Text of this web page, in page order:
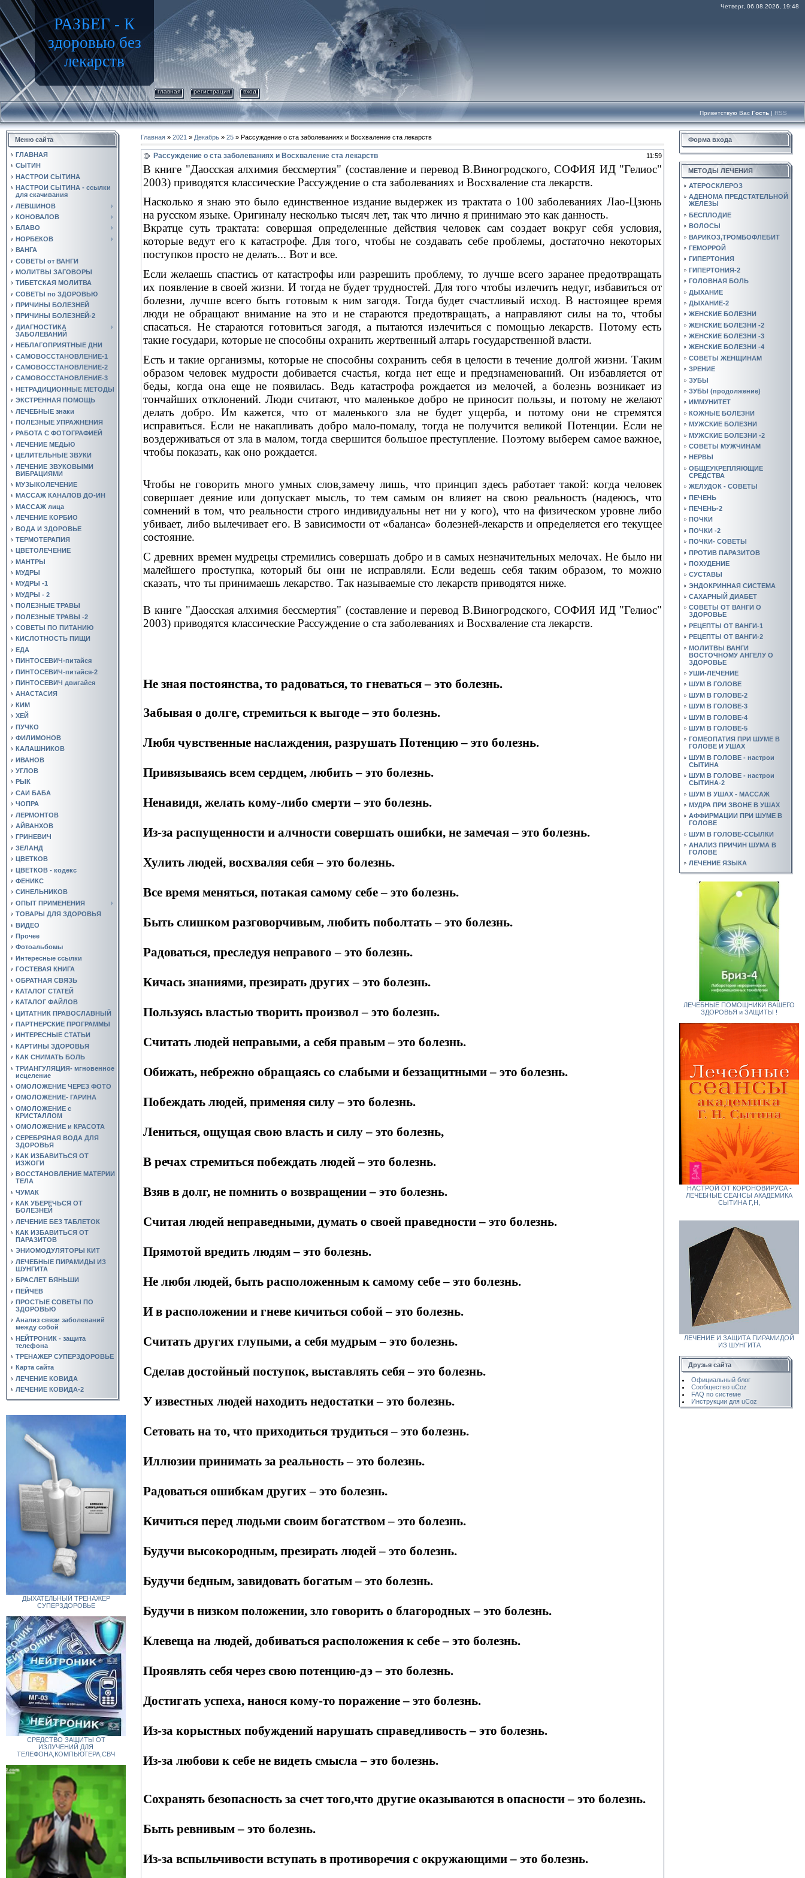
РАЗБЕГ - К
здоровью без
лекарств
Четверг, 06.08.2026, 19:48
главная регистрация вход
Приветствую Вас Гость | RSS
Меню сайта
ГЛАВНАЯ
СЫТИН
НАСТРОИ СЫТИНА
НАСТРОИ СЫТИНА - ссылки
для скачивания
ЛЕВШИНОВ
КОНОВАЛОВ
БЛАВО
НОРБЕКОВ
ВАНГА
СОВЕТЫ от ВАНГИ
МОЛИТВЫ ЗАГОВОРЫ
ТИБЕТСКАЯ МОЛИТВА
СОВЕТЫ по ЗДОРОВЬЮ
ПРИЧИНЫ БОЛЕЗНЕЙ
ПРИЧИНЫ БОЛЕЗНЕЙ-2
ДИАГНОСТИКА
ЗАБОЛЕВАНИЙ
НЕБЛАГОПРИЯТНЫЕ ДНИ
САМОВОССТАНОВЛЕНИЕ-1
САМОВОССТАНОВЛЕНИЕ-2
САМОВОССТАНОВЛЕНИЕ-3
НЕТРАДИЦИОННЫЕ МЕТОДЫ
ЭКСТРЕННАЯ ПОМОЩЬ
ЛЕЧЕБНЫЕ знаки
ПОЛЕЗНЫЕ УПРАЖНЕНИЯ
РАБОТА С ФОТОГРАФИЕЙ
ЛЕЧЕНИЕ МЕДЬЮ
ЦЕЛИТЕЛЬНЫЕ ЗВУКИ
ЛЕЧЕНИЕ ЗВУКОВЫМИ
ВИБРАЦИЯМИ
МУЗЫКОЛЕЧЕНИЕ
МАССАЖ КАНАЛОВ ДО-ИН
МАССАЖ лица
ЛЕЧЕНИЕ КОРБИО
ВОДА И ЗДОРОВЬЕ
ТЕРМОТЕРАПИЯ
ЦВЕТОЛЕЧЕНИЕ
МАНТРЫ
МУДРЫ
МУДРЫ -1
МУДРЫ - 2
ПОЛЕЗНЫЕ ТРАВЫ
ПОЛЕЗНЫЕ ТРАВЫ -2
СОВЕТЫ ПО ПИТАНИЮ
КИСЛОТНОСТЬ ПИЩИ
ЕДА
ПИНТОСЕВИЧ-питайся
ПИНТОСЕВИЧ-питайся-2
ПИНТОСЕВИЧ двигайся
АНАСТАСИЯ
КИМ
ХЕЙ
ПУЧКО
ФИЛИМОНОВ
КАЛАШНИКОВ
ИВАНОВ
УГЛОВ
РЫК
САИ БАБА
ЧОПРА
ЛЕРМОНТОВ
АЙВАНХОВ
ГРИНЕВИЧ
ЗЕЛАНД
ЦВЕТКОВ
ЦВЕТКОВ - кодекс
ФЕНИКС
СИНЕЛЬНИКОВ
ОПЫТ ПРИМЕНЕНИЯ
ТОВАРЫ ДЛЯ ЗДОРОВЬЯ
ВИДЕО
Прочее
Фотоальбомы
Интересные ссылки
ГОСТЕВАЯ КНИГА
ОБРАТНАЯ СВЯЗЬ
КАТАЛОГ СТАТЕЙ
КАТАЛОГ ФАЙЛОВ
ЦИТАТНИК ПРАВОСЛАВНЫЙ
ПАРТНЕРСКИЕ ПРОГРАММЫ
ИНТЕРЕСНЫЕ СТАТЬИ
КАРТИНЫ ЗДОРОВЬЯ
КАК СНИМАТЬ БОЛЬ
ТРИАНГУЛЯЦИЯ- мгновенное
исцеление
ОМОЛОЖЕНИЕ ЧЕРЕЗ ФОТО
ОМОЛОЖЕНИЕ- ГАРИНА
ОМОЛОЖЕНИЕ с
КРИСТАЛЛОМ
ОМОЛОЖЕНИЕ и КРАСОТА
СЕРЕБРЯНАЯ ВОДА ДЛЯ
ЗДОРОВЬЯ
КАК ИЗБАВИТЬСЯ ОТ
ИЗЖОГИ
ВОССТАНОВЛЕНИЕ МАТЕРИИ
ТЕЛА
ЧУМАК
КАК УБЕРЕЧЬСЯ ОТ
БОЛЕЗНЕЙ
ЛЕЧЕНИЕ БЕЗ ТАБЛЕТОК
КАК ИЗБАВИТЬСЯ ОТ
ПАРАЗИТОВ
ЭНИОМОДУЛЯТОРЫ КИТ
ЛЕЧЕБНЫЕ ПИРАМИДЫ ИЗ
ШУНГИТА
БРАСЛЕТ БЯНЬШИ
ПЕЙЧЕВ
ПРОСТЫЕ СОВЕТЫ ПО
ЗДОРОВЬЮ
Анализ связи заболеваний
между собой
НЕЙТРОНИК - защита
телефона
ТРЕНАЖЕР СУПЕРЗДОРОВЬЕ
Карта сайта
ЛЕЧЕНИЕ КОВИДА
ЛЕЧЕНИЕ КОВИДА-2
ДЫХАТЕЛЬНЫЙ ТРЕНАЖЕР
СУПЕРЗДОРОВЬЕ
СРЕДСТВО ЗАЩИТЫ ОТ
ИЗЛУЧЕНИЙ ДЛЯ
ТЕЛЕФОНА,КОМПЬЮТЕРА,СВЧ
Главная » 2021 » Декабрь » 25 » Рассуждение о ста заболеваниях и Восхваление ста лекарств
Рассуждение о ста заболеваниях и Восхваление ста лекарств 11:59
В книге "Даосская алхимия бессмертия" (составление и перевод В.Виногродского, CОФИЯ ИД "Гелиос"
2003) приводятся классические Рассуждение о ста заболеваниях и Восхваление ста лекарств.
Насколько я знаю это было единственное издание выдержек из трактата о 100 заболеваниях Лао-Цзюнь
на русском языке. Оригиналу несколько тысяч лет, так что лично я принимаю это как данность.
Вкратце суть трактата: совершая определенные действия человек сам создает вокруг себя условия,
которые ведут его к катастрофе. Для того, чтобы не создавать себе проблемы, достаточно некоторых
поступков просто не делать... Вот и все.
Если желаешь спастись от катастрофы или разрешить проблему, то лучше всего заранее предотвращать
их появление в своей жизни. И тогда не будет трудностей. Для того чтобы излечить недуг, избавиться от
болезни, лучше всего быть готовым к ним загодя. Тогда будет счастливый исход. В настоящее время
люди не обращают внимание на это и не стараются предотвращать, а направляют силы на то, чтобы
спасаться. Не стараются готовиться загодя, а пытаются излечиться с помощью лекарств. Потому есть
такие государи, которые не способны охранить жертвенный алтарь государственной власти.
Есть и такие организмы, которые не способны сохранить себя в целости в течение долгой жизни. Таким
образом человек мудрости добивается счастья, когда нет еще и предзнаменований. Он избавляется от
беды, когда она еще не появилась. Ведь катастрофа рождается из мелочей, а болезнь возникает из
тончайших отклонений. Люди считают, что маленькое добро не приносит пользы, и потому не желают
делать добро. Им кажется, что от маленького зла не будет ущерба, и потому они не стремятся
исправиться. Если не накапливать добро мало-помалу, тогда не получится великой Потенции. Если не
воздерживаться от зла в малом, тогда свершится большое преступление. Поэтому выберем самое важное,
чтобы показать, как оно рождается.
Чтобы не говорить много умных слов,замечу лишь, что принцип здесь работает такой: когда человек
совершает деяние или допускает мысль, то тем самым он влияет на свою реальность (надеюсь, что
сомнений в том, что реальности строго индивидуальны нет ни у кого), что на физическом уровне либо
убивает, либо вылечивает его. В зависимости от «баланса» болезней-лекарств и определяется его текущее
состояние.
С древних времен мудрецы стремились совершать добро и в самых незначительных мелочах. Не было ни
малейшего проступка, который бы они не исправляли. Если ведешь себя таким образом, то можно
сказать, что ты принимаешь лекарство. Так называемые сто лекарств приводятся ниже.
В книге "Даосская алхимия бессмертия" (составление и перевод В.Виногродского, CОФИЯ ИД "Гелиос"
2003) приводятся классические Рассуждение о ста заболеваниях и Восхваление ста лекарств.
Не зная постоянства, то радоваться, то гневаться – это болезнь.
Забывая о долге, стремиться к выгоде – это болезнь.
Любя чувственные наслаждения, разрушать Потенцию – это болезнь.
Привязываясь всем сердцем, любить – это болезнь.
Ненавидя, желать кому-либо смерти – это болезнь.
Из-за распущенности и алчности совершать ошибки, не замечая – это болезнь.
Хулить людей, восхваляя себя – это болезнь.
Все время меняться, потакая самому себе – это болезнь.
Быть слишком разговорчивым, любить поболтать – это болезнь.
Радоваться, преследуя неправого – это болезнь.
Кичась знаниями, презирать других – это болезнь.
Пользуясь властью творить произвол – это болезнь.
Считать людей неправыми, а себя правым – это болезнь.
Обижать, небрежно обращаясь со слабыми и беззащитными – это болезнь.
Побеждать людей, применяя силу – это болезнь.
Лениться, ощущая свою власть и силу – это болезнь,
В речах стремиться побеждать людей – это болезнь.
Взяв в долг, не помнить о возвращении – это болезнь.
Считая людей неправедными, думать о своей праведности – это болезнь.
Прямотой вредить людям – это болезнь.
Не любя людей, быть расположенным к самому себе – это болезнь.
И в расположении и гневе кичиться собой – это болезнь.
Считать других глупыми, а себя мудрым – это болезнь.
Сделав достойный поступок, выставлять себя – это болезнь.
У известных людей находить недостатки – это болезнь.
Сетовать на то, что приходиться трудиться – это болезнь.
Иллюзии принимать за реальность – это болезнь.
Радоваться ошибкам других – это болезнь.
Кичиться перед людьми своим богатством – это болезнь.
Будучи высокородным, презирать людей – это болезнь.
Будучи бедным, завидовать богатым – это болезнь.
Будучи в низком положении, зло говорить о благородных – это болезнь.
Клевеща на людей, добиваться расположения к себе – это болезнь.
Проявлять себя через свою потенцию-дэ – это болезнь.
Достигать успеха, нанося кому-то поражение – это болезнь.
Из-за корыстных побуждений нарушать справедливость – это болезнь.
Из-за любови к себе не видеть смысла – это болезнь.
Сохранять безопасность за счет того,что другие оказываются в опасности – это болезнь.
Быть ревнивым – это болезнь.
Из-за вспыльчивости вступать в противоречия с окружающими – это болезнь.
Форма входа
МЕТОДЫ ЛЕЧЕНИЯ
АТЕРОСКЛЕРОЗ
АДЕНОМА ПРЕДСТАТЕЛЬНОЙ
ЖЕЛЕЗЫ
БЕСПЛОДИЕ
ВОЛОСЫ
ВАРИКОЗ,ТРОМБОФЛЕБИТ
ГЕМОРРОЙ
ГИПЕРТОНИЯ
ГИПЕРТОНИЯ-2
ГОЛОВНАЯ БОЛЬ
ДЫХАНИЕ
ДЫХАНИЕ-2
ЖЕНСКИЕ БОЛЕЗНИ
ЖЕНСКИЕ БОЛЕЗНИ -2
ЖЕНСКИЕ БОЛЕЗНИ -3
ЖЕНСКИЕ БОЛЕЗНИ -4
СОВЕТЫ ЖЕНЩИНАМ
ЗРЕНИЕ
ЗУБЫ
ЗУБЫ (продолжение)
ИММУНИТЕТ
КОЖНЫЕ БОЛЕЗНИ
МУЖСКИЕ БОЛЕЗНИ
МУЖСКИЕ БОЛЕЗНИ -2
СОВЕТЫ МУЖЧИНАМ
НЕРВЫ
ОБЩЕУКРЕПЛЯЮЩИЕ
СРЕДСТВА
ЖЕЛУДОК - СОВЕТЫ
ПЕЧЕНЬ
ПЕЧЕНЬ-2
ПОЧКИ
ПОЧКИ -2
ПОЧКИ- СОВЕТЫ
ПРОТИВ ПАРАЗИТОВ
ПОХУДЕНИЕ
СУСТАВЫ
ЭНДОКРИННАЯ СИСТЕМА
САХАРНЫЙ ДИАБЕТ
СОВЕТЫ ОТ ВАНГИ О
ЗДОРОВЬЕ
РЕЦЕПТЫ ОТ ВАНГИ-1
РЕЦЕПТЫ ОТ ВАНГИ-2
МОЛИТВЫ ВАНГИ
ВОСТОЧНОМУ АНГЕЛУ О
ЗДОРОВЬЕ
УШИ-ЛЕЧЕНИЕ
ШУМ В ГОЛОВЕ
ШУМ В ГОЛОВЕ-2
ШУМ В ГОЛОВЕ-3
ШУМ В ГОЛОВЕ-4
ШУМ В ГОЛОВЕ-5
ГОМЕОПАТИЯ ПРИ ШУМЕ В
ГОЛОВЕ И УШАХ
ШУМ В ГОЛОВЕ - настрои
СЫТИНА
ШУМ В ГОЛОВЕ - настрои
СЫТИНА-2
ШУМ В УШАХ - МАССАЖ
МУДРА ПРИ ЗВОНЕ В УШАХ
АФФИРМАЦИИ ПРИ ШУМЕ В
ГОЛОВЕ
ШУМ В ГОЛОВЕ-ССЫЛКИ
АНАЛИЗ ПРИЧИН ШУМА В
ГОЛОВЕ
ЛЕЧЕНИЕ ЯЗЫКА
ЛЕЧЕБНЫЕ ПОМОЩНИКИ ВАШЕГО
ЗДОРОВЬЯ и ЗАЩИТЫ !
НАСТРОЙ ОТ КОРОНОВИРУСА -
ЛЕЧЕБНЫЕ СЕАНСЫ АКАДЕМИКА
СЫТИНА Г,Н,
ЛЕЧЕНИЕ И ЗАЩИТА ПИРАМИДОЙ
ИЗ ШУНГИТА
Друзья сайта
Официальный блог
Сообщество uCoz
FAQ по системе
Инструкции для uCoz